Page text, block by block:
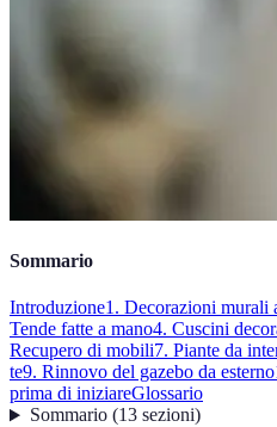
Sommario
Introduzione1. Decorazioni murali
Tende fatte a mano4. Cuscini
Recupero di mobili7. Piante da
te9. Rinnovo del gazebo da esterno
prima di iniziareGlossario
Sommario(13 sezioni)